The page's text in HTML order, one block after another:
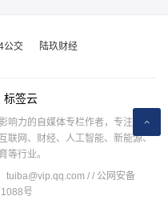
公交 陆玖财经
标签云
响力的自媒体专栏作者，专注于公
联网、财经、人工智能、新能源、
等行业。
tuiba@vip.qq.com / / 公网安备
号